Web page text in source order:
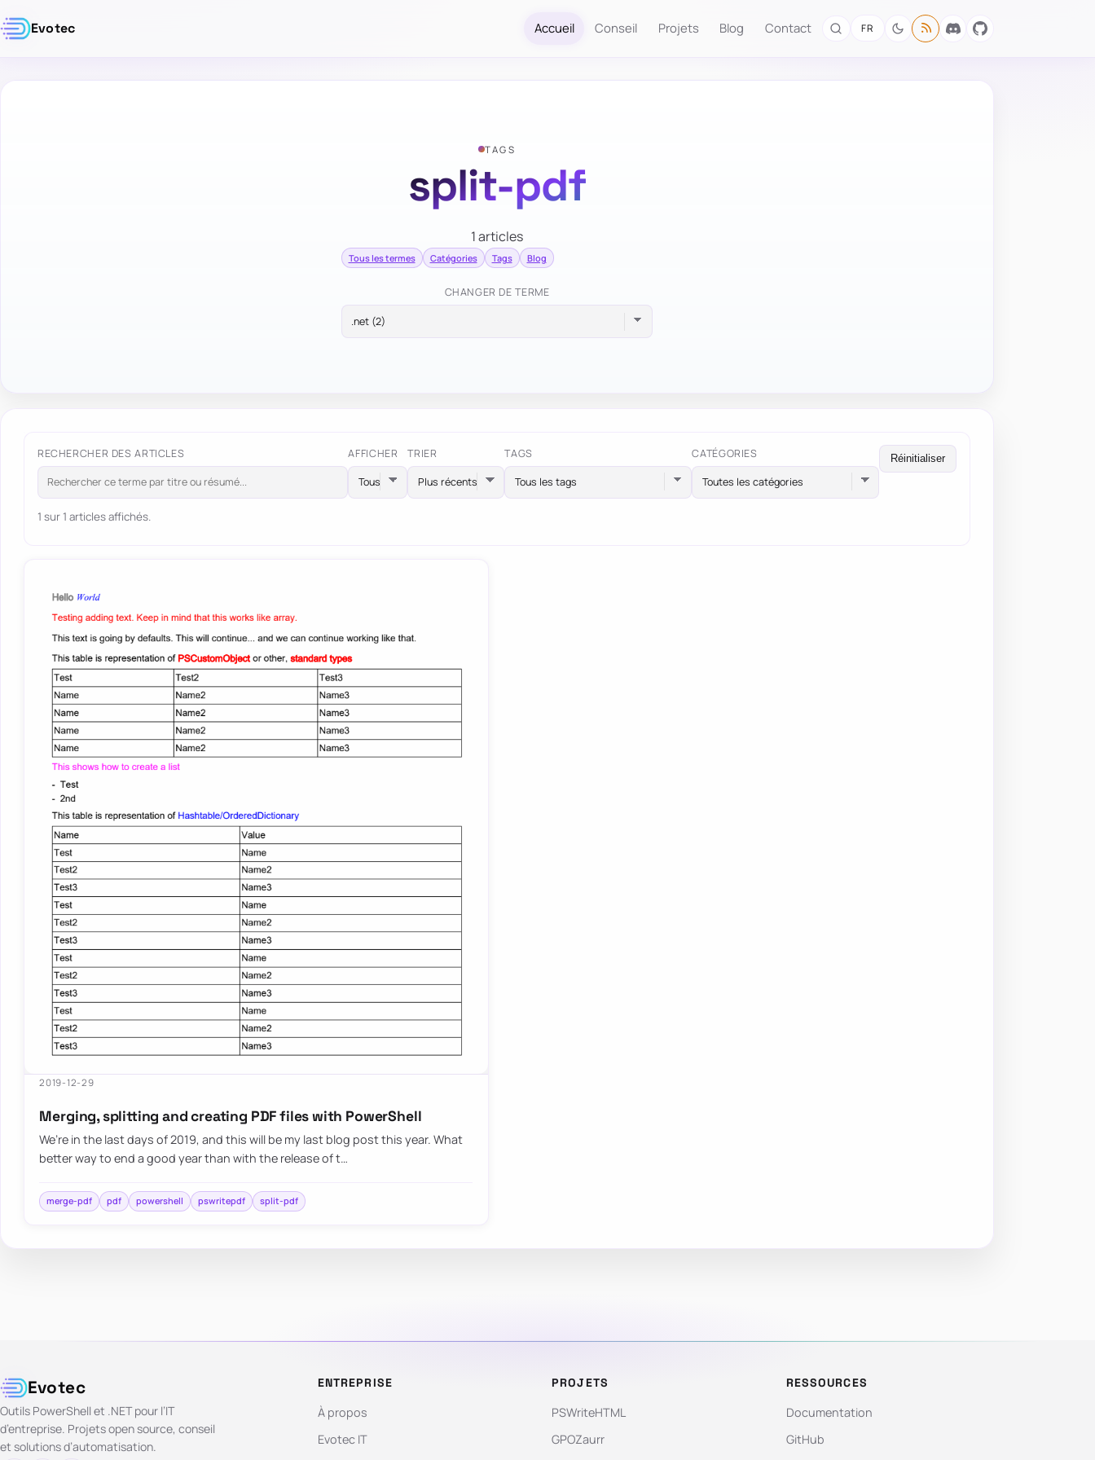
Evotec Accueil Conseil Projets Blog Contact FR
TAGS
split-pdf
1 articles
Tous les termes Catégories Tags Blog
CHANGER DE TERME
RECHERCHER DES ARTICLES AFFICHER TRIER TAGS
Tous les tags
CATÉGORIES
Toutes les catégories
Réinitialiser
1 sur 1 articles affichés.
2019-12-29
Merging, splitting and creating PDF files with PowerShell
We’re in the last days of 2019, and this will be my last blog post this year. What
better way to end a good year than with the release of t…
merge-pdf pdf powershell pswritepdf split-pdf
Evotec
Outils PowerShell et .NET pour l’IT
d’entreprise. Projets open source, conseil
et solutions d’automatisation.
ENTREPRISE
À propos
Evotec IT
PROJETS
PSWriteHTML
GPOZaurr
RESSOURCES
Documentation
GitHub